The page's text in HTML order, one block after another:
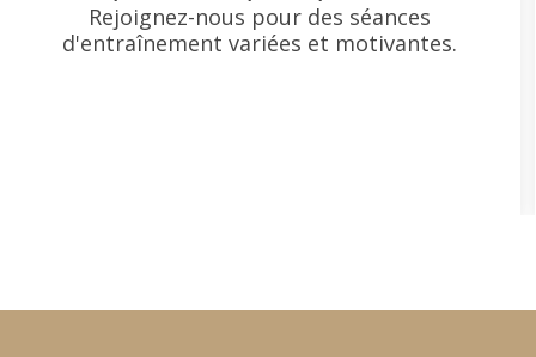
Rejoignez-nous pour des séances
d'entraînement variées et motivantes.